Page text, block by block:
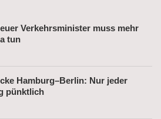
Verkehrsminister muss mehr
tun
Hamburg–Berlin: Nur jeder
pünktlich